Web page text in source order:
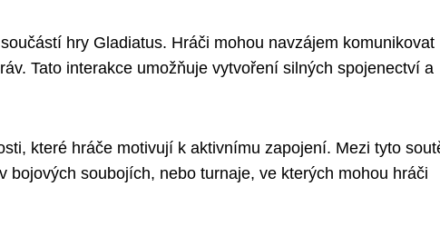
hry Gladiatus. Hráči mohou navzájem komunikovat
Tato interakce umožňuje vytvoření silných spojenectví a
které hráče motivují k aktivnímu zapojení. Mezi tyto
bojových soubojích, nebo turnaje, ve kterých mohou hráči